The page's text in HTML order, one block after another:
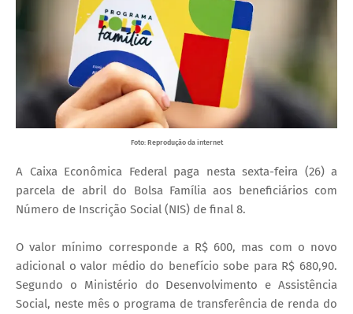
Foto: Reprodução da internet
A Caixa Econômica Federal paga nesta sexta-feira (26) a
parcela de abril do Bolsa Família aos beneficiários com
Número de Inscrição Social (NIS) de final 8.
O valor mínimo corresponde a R$ 600, mas com o novo
adicional o valor médio do benefício sobe para R$ 680,90.
Segundo o Ministério do Desenvolvimento e Assistência
Social, neste mês o programa de transferência de renda do